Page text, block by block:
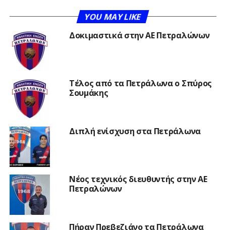
YOU MAY LIKE
Δοκιμαστικά στην ΑΕ Πετραλώνων
Τέλος από τα Πετράλωνα ο Σπύρος
Σουμάκης
Διπλή ενίσχυση στα Πετράλωνα
Νέος τεχνικός διευθυντής στην ΑΕ
Πετραλώνων
Πήραν Πρεβεζιάνο τα Πετράλωνα